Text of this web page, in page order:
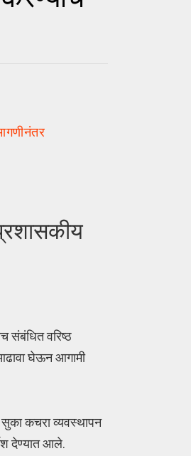
संबंधित वरिष्ठ
घेऊन आगामी
सुका कचरा व्यवस्थापन
देण्यात आले.